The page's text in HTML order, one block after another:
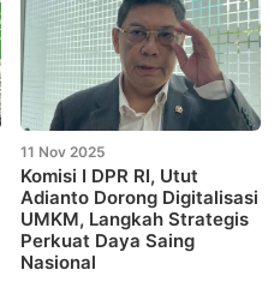
11 Nov 2025
Komisi I DPR RI, Utut
Adianto Dorong Digitalisasi
UMKM, Langkah Strategis
Perkuat Daya Saing
Nasional